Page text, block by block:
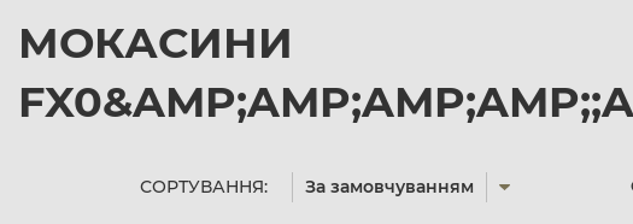
МОКАСИНИ
СОРТУВАННЯ: За замовчуванням